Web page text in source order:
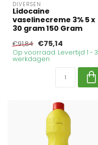
DIVERSEN
Lidocaine
vaselinecreme 3% 5 x
30 gram 150 Gram
€91,84 €75,14
Op voorraad. Levertijd 1 - 3
werkdagen